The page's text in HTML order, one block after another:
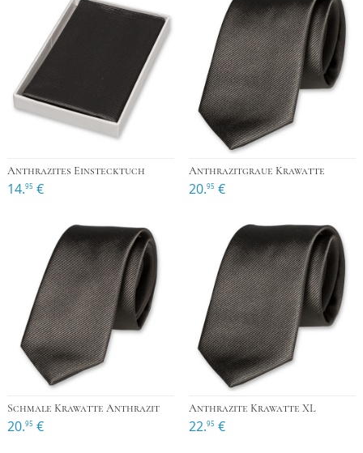
Anthrazites Einstecktuch
14.95 €
Anthrazitgraue Krawatte
20.95 €
Schmale Krawatte Anthrazit
20.95 €
Anthrazite Krawatte XL
22.95 €